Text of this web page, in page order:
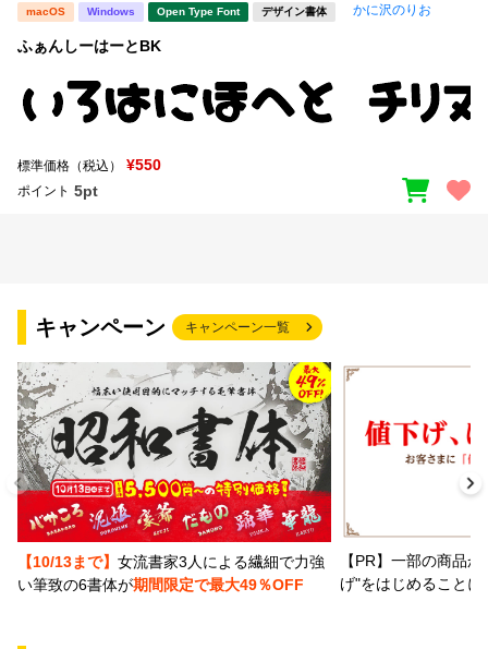
macOS Windows Open Type Font デザイン書体 かに沢のりお
ふぁんしーはーとBK
標準価格（税込） ¥550
ポイント 5pt
キャンペーン キャンペーン一覧
【10/13まで】 女流書家3人による繊細で力強
い筆致の6書体が期間限定で最大49％OFF
【PR】一部の商品
げ"をはじめること